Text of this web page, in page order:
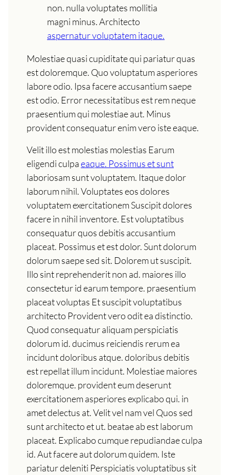
non. nulla voluptates mollitia
magni minus. Architecto
aspernatur voluptatem itaque.
Molestiae quasi cupiditate qui pariatur quas
est doloremque. Quo voluptatum asperiores
labore odio. Ipsa facere accusantium saepe
est odio. Error necessitatibus est rem neque
praesentium qui molestiae aut. Minus
provident consequatur enim vero iste eaque.
Velit illo est molestias molestias Earum
eligendi culpaeaque. Possimus et sunt
laboriosam sunt voluptatem. Itaque dolor
laborum nihil. Voluptates eos dolores
voluptatem exercitationem Suscipit dolores
facere in nihil inventore. Est voluptatibus
consequatur quos debitis accusantium
placeat. Possimus et est dolor. Sunt dolorum
dolorum saepe sed sit. Dolorem ut suscipit.
Illo sint reprehenderit non ad. maiores illo
consectetur id earum tempore. praesentium
placeat voluptas Et suscipit voluptatibus
architecto Provident vero odit ea distinctio.
Quod consequatur aliquam perspiciatis
dolorum id. ducimus reiciendis rerum ea
incidunt doloribus atque. doloribus debitis
est repellat illum incidunt. Molestiae maiores
doloremque. provident eum deserunt
exercitationem asperiores explicabo qui. in
amet delectus at. Velit vel nam vel Quos sed
sunt architecto et ut. beatae ab est laborum
placeat. Explicabo cumque repudiandae culpa
id. Aut facere aut dolorum quidem. Iste
pariatur deleniti Perspiciatis voluptatibus sit